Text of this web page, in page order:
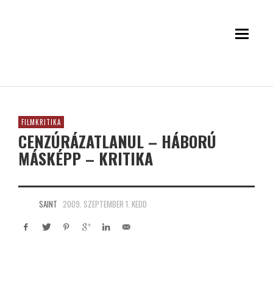
FILMKRITIKA
CENZÚRÁZATLANUL – HÁBORÚ
MÁSKÉPP – KRITIKA
SAINT 2009. SZEPTEMBER 1. KEDD